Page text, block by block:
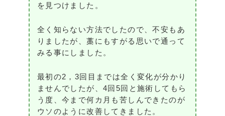
を見つけました。
全く知らない方法でしたので、不安もあ
りましたが、藁にもすがる思いで通って
みる事にしました。
最初の2，3回目までは全く変化が分かり
ませんでしたが、4回5回と施術してもら
う度、今まで何カ月も苦しんできたのが
ウソのように改善してきました。